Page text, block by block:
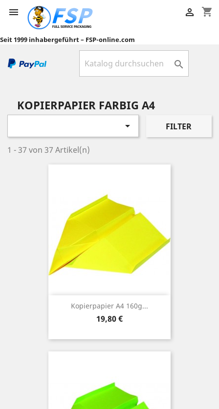
 shopping_cart

Seit 1999 inhabergeführt – FSP-online.com

KOPIERPAPIER FARBIG A4
 FILTER
1 - 37 von 37 Artikel(n)
Kopierpapier A4 160g...
Preis
19,80 €